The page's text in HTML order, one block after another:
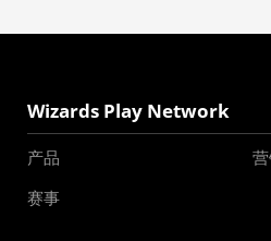
Wizards Play Network
产品
赛事